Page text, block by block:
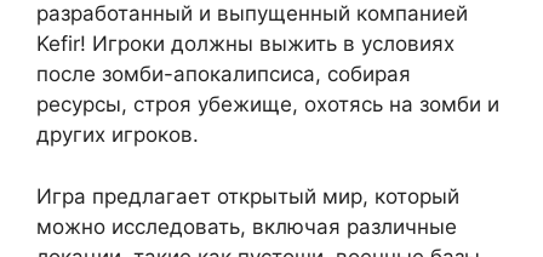
разработанный и выпущенный компанией
Kefir! Игроки должны выжить в условиях
после зомби-апокалипсиса, собирая
ресурсы, строя убежище, охотясь на зомби и
других игроков.
Игра предлагает открытый мир, который
можно исследовать, включая различные